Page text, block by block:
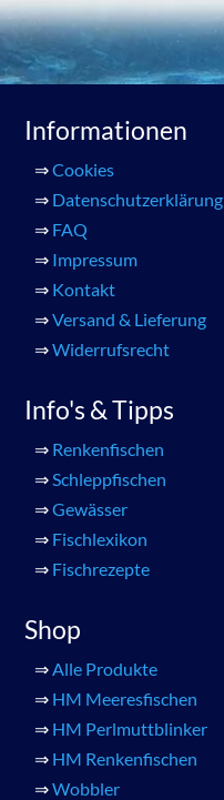
Informationen
⇒Cookies
⇒ Datenschutzerklärung
⇒ FAQ
⇒ Impressum
⇒ Kontakt
⇒Versand & Lieferung
⇒Widerrufsrecht
Info's & Tipps
⇒ Renkenfischen
⇒Schleppfischen
⇒Gewässer
⇒ Fischlexikon
⇒ Fischrezepte
Shop
⇒Alle Produkte
⇒ HM Meeresfischen
⇒ HM Perlmuttblinker
⇒ HM Renkenfischen
⇒Wobbler